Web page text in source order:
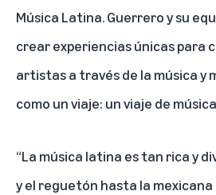
Música Latina. Guerrero y su
crear experiencias únicas para
artistas a través de la música y
como un viaje: un viaje de
“La música latina es tan rica y
y el reguetón hasta la